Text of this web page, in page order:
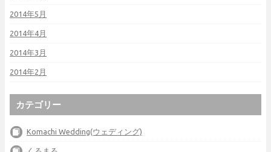
2014年5月
2014年4月
2014年3月
2014年2月
カテゴリー
Komachi Wedding(ウェディング)